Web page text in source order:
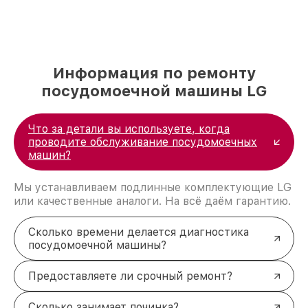
Информация по ремонту
посудомоечной машины LG
Что за детали вы используете, когда
проводите обслуживание посудомоечных
машин?
Мы устанавливаем подлинные комплектующие LG
или качественные аналоги. На всё даём гарантию.
Сколько времени делается диагностика
посудомоечной машины?
Предоставляете ли срочный ремонт?